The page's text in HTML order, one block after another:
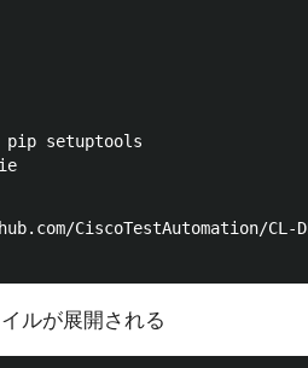
pip setuptools
ルが展開される